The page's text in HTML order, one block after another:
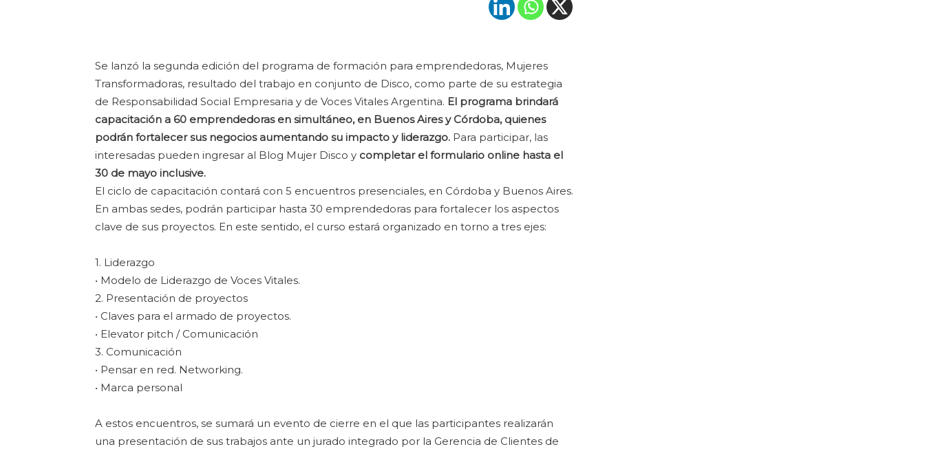
Se lanzó la segunda edición del programa de formación para emprendedoras, Mujeres
Transformadoras, resultado del trabajo en conjunto de Disco, como parte de su estrategia
de Responsabilidad Social Empresaria y de Voces Vitales Argentina. El programa brindará
capacitación a 60 emprendedoras en simultáneo, en Buenos Aires y Córdoba, quienes
podrán fortalecer sus negocios aumentando su impacto y liderazgo. Para participar, las
interesadas pueden ingresar al Blog Mujer Disco y completar el formulario online hasta el
30 de mayo inclusive.
El ciclo de capacitación contará con 5 encuentros presenciales, en Córdoba y Buenos Aires.
En ambas sedes, podrán participar hasta 30 emprendedoras para fortalecer los aspectos
clave de sus proyectos. En este sentido, el curso estará organizado en torno a tres ejes:
1. Liderazgo
• Modelo de Liderazgo de Voces Vitales.
2. Presentación de proyectos
• Claves para el armado de proyectos.
• Elevator pitch / Comunicación
3. Comunicación
• Pensar en red. Networking.
• Marca personal
A estos encuentros, se sumará un evento de cierre en el que las participantes realizarán
una presentación de sus trabajos ante un jurado integrado por la Gerencia de Clientes de